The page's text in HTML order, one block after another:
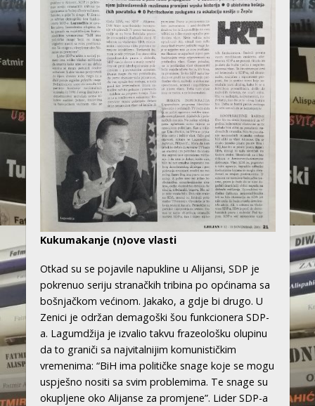
Kukumakanje (n)ove vlasti
Otkad su se pojavile napukline u Alijansi, SDP je
pokrenuo seriju stranačkih tribina po općinama sa
bošnjačkom većinom. Jakako, a gdje bi drugo. U
Zenici je održan demagoški šou funkcionera SDP-
a. Lagumdžija je izvalio takvu frazeološku olupinu
da to graniči sa najvitalnijim komunističkim
vremenima: “BiH ima političke snage koje se mogu
uspješno nositi sa svim problemima. Te snage su
okupljene oko Alijanse za promjene”. Lider SDP-a